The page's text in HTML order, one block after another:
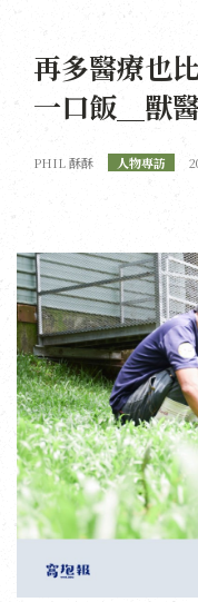
再多醫療也
一口飯＿獸
PHIL 酥酥 人物專訪